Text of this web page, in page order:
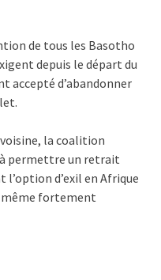
de tous les Basotho
depuis le départ du
accepté d’abandonner
voisine, la coalition
permettre un retrait
d’exil en Afrique
même fortement